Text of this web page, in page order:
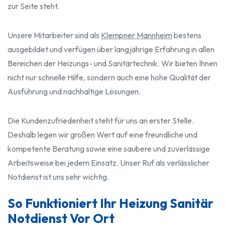
zur Seite steht.
Unsere Mitarbeiter sind als Klempner Mannheim bestens
ausgebildet und verfügen über langjährige Erfahrung in allen
Bereichen der Heizungs- und Sanitärtechnik. Wir bieten Ihnen
nicht nur schnelle Hilfe, sondern auch eine hohe Qualität der
Ausführung und nachhaltige Lösungen.
Die Kundenzufriedenheit steht für uns an erster Stelle.
Deshalb legen wir großen Wert auf eine freundliche und
kompetente Beratung sowie eine saubere und zuverlässige
Arbeitsweise bei jedem Einsatz. Unser Ruf als verlässlicher
Notdienst ist uns sehr wichtig.
So Funktioniert Ihr Heizung Sanitär
Notdienst Vor Ort